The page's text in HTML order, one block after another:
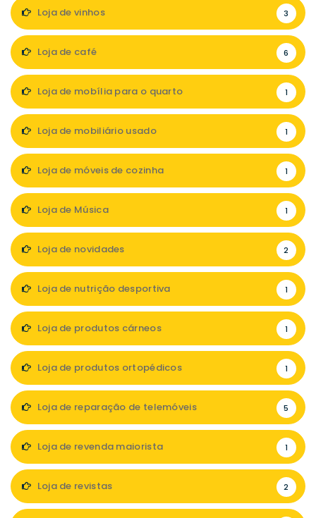
Loja de vinhos 3
Loja de café 6
Loja de mobília para o quarto 1
Loja de mobiliário usado 1
Loja de móveis de cozinha 1
Loja de Música 1
Loja de novidades 2
Loja de nutrição desportiva 1
Loja de produtos cárneos 1
Loja de produtos ortopédicos 1
Loja de reparação de telemóveis 5
Loja de revenda maiorista 1
Loja de revistas 2